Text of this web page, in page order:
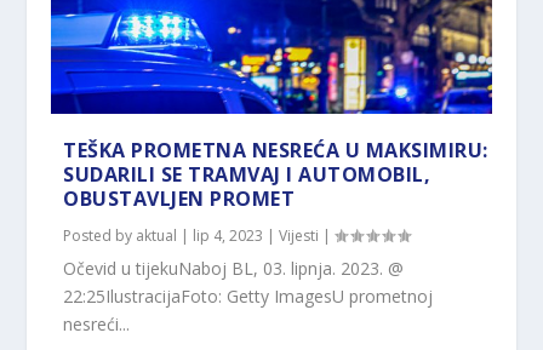
TEŠKA PROMETNA NESREĆA U MAKSIMIRU:
SUDARILI SE TRAMVAJ I AUTOMOBIL,
OBUSTAVLJEN PROMET
Posted by aktual | lip 4, 2023 |Vijesti |
Očevid u tijekuNaboj BL, 03. lipnja. 2023. @
22:25IlustracijaFoto: Getty ImagesU prometnoj
nesreći...